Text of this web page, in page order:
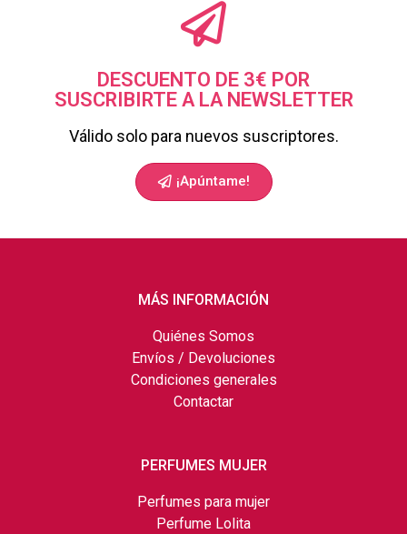
DESCUENTO DE 3€ POR
SUSCRIBIRTE A LA NEWSLETTER
Válido solo para nuevos suscriptores.
¡Apúntame!
MÁS INFORMACIÓN
Quiénes Somos
Envíos / Devoluciones
Condiciones generales
Contactar
PERFUMES MUJER
Perfumes para mujer
Perfume Lolita